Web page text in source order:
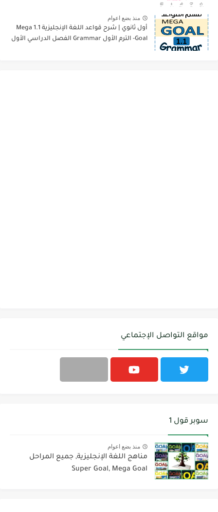
منذ بضع اعوام
أول ثانوي | شرح قواعد اللغة الإنجليزية 1.1 Mega
Goal- الترم الأول Grammar الفصل الدراسي الأول
مواقع التواصل الإجتماعي
سوبر قول 1
منذ بضع اعوام
مناهج اللغة الإنجليزية, جميع المراحل
Super Goal, Mega Goal